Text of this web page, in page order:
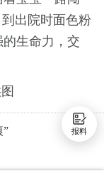
出院时面色粉
生命力，交
” 报料